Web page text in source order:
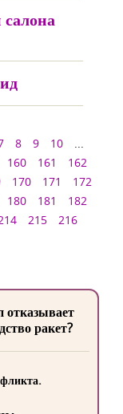
8 9 10
...
160 161
162
170 171
172
180 181
182
215
216
ракет?